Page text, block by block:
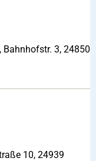
Bahnhofstr. 3, 24850
10, 24939